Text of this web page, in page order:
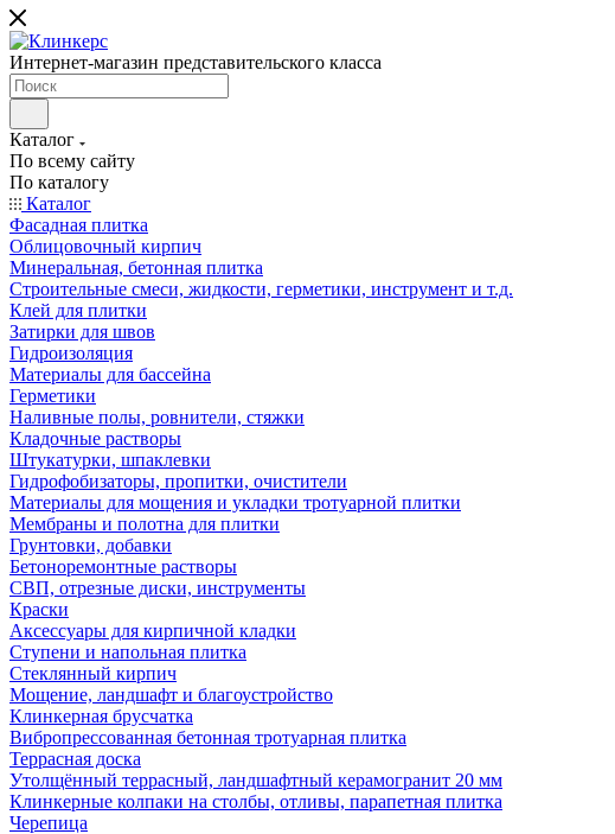
Интернет-магазин представительского класса
Каталог
По всему сайту
По каталогу
Каталог
Фасадная плитка
Облицовочный кирпич
Минеральная, бетонная плитка
Строительные смеси, жидкости, герметики, инструмент и т.д.
Клей для плитки
Затирки для швов
Гидроизоляция
Материалы для бассейна
Герметики
Наливные полы, ровнители, стяжки
Кладочные растворы
Штукатурки, шпаклевки
Гидрофобизаторы, пропитки, очистители
Материалы для мощения и укладки тротуарной плитки
Мембраны и полотна для плитки
Грунтовки, добавки
Бетоноремонтные растворы
СВП, отрезные диски, инструменты
Краски
Аксессуары для кирпичной кладки
Ступени и напольная плитка
Cтеклянный кирпич
Мощение, ландшафт и благоустройство
Клинкерная брусчатка
Вибропрессованная бетонная тротуарная плитка
Террасная доска
Утолщённый террасный, ландшафтный керамогранит 20 мм
Клинкерные колпаки на столбы, отливы, парапетная плитка
Черепица